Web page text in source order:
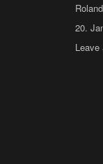
Author
Posted
on
20.
Leave